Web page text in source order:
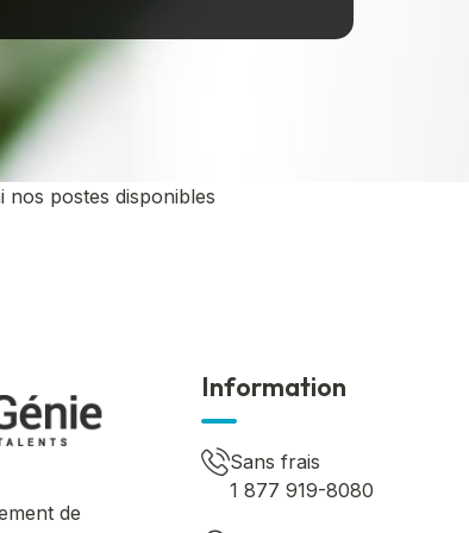
postes disponibles
de
Information
Sans frais
1 877 919-8080